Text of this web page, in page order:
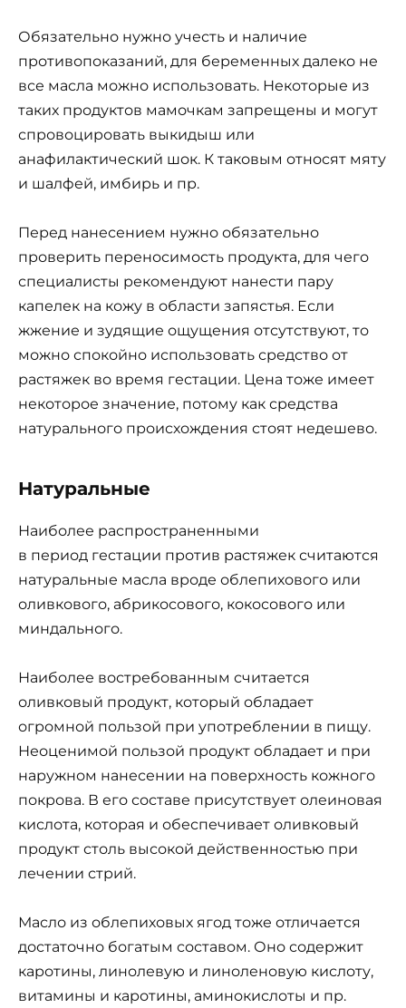
Обязательно нужно учесть и наличие
противопоказаний, для беременных далеко не
все масла можно использовать. Некоторые из
таких продуктов мамочкам запрещены и могут
спровоцировать выкидыш или
анафилактический шок. К таковым относят мяту
и шалфей, имбирь и пр.
Перед нанесением нужно обязательно
проверить переносимость продукта, для чего
специалисты рекомендуют нанести пару
капелек на кожу в области запястья. Если
жжение и зудящие ощущения отсутствуют, то
можно спокойно использовать средство от
растяжек во время гестации. Цена тоже имеет
некоторое значение, потому как средства
натурального происхождения стоят недешево.
Натуральные
Наиболее распространенными
в период гестации против растяжек считаются
натуральные масла вроде облепихового или
оливкового, абрикосового, кокосового или
миндального.
Наиболее востребованным считается
оливковый продукт, который обладает
огромной пользой при употреблении в пищу.
Неоценимой пользой продукт обладает и при
наружном нанесении на поверхность кожного
покрова. В его составе присутствует олеиновая
кислота, которая и обеспечивает оливковый
продукт столь высокой действенностью при
лечении стрий.
Масло из облепиховых ягод тоже отличается
достаточно богатым составом. Оно содержит
каротины, линолевую и линоленовую кислоту,
витамины и каротины, аминокислоты и пр.